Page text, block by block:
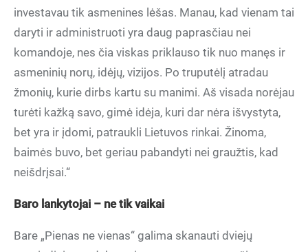
investavau tik asmenines lėšas. Manau, kad vienam tai
daryti ir administruoti yra daug paprasčiau nei
komandoje, nes čia viskas priklauso tik nuo manęs ir
asmeninių norų, idėjų, vizijos. Po truputėlį atradau
žmonių, kurie dirbs kartu su manimi. Aš visada norėjau
turėti kažką savo, gimė idėja, kuri dar nėra išvystyta,
bet yra ir įdomi, patraukli Lietuvos rinkai. Žinoma,
baimės buvo, bet geriau pabandyti nei graužtis, kad
neišdrįsai.“
Baro lankytojai – ne tik vaikai
Bare „Pienas ne vienas“ galima skanauti dviejų